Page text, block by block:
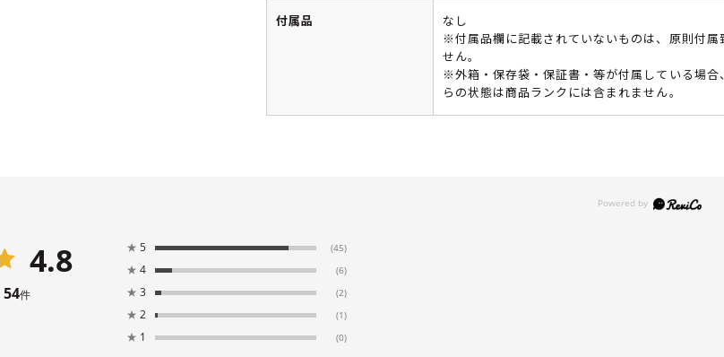
付属品
なし
※付属品欄に記載されていないものは、原則付属
せん。
※外箱・保存袋・保証書・等が付属している場合
らの状態は商品ランクには含まれません。
4.8
54件
★ 5 (45)
★ 4 (6)
★ 3 (2)
★ 2 (1)
★ 1 (0)